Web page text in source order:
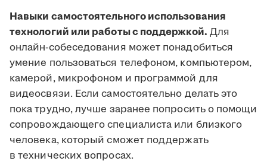
Навыки самостоятельного использования
технологий или работы с поддержкой. Для
онлайн-собеседования может понадобиться
умение пользоваться телефоном, компьютером,
камерой, микрофоном и программой для
видеосвязи. Если самостоятельно делать это
пока трудно, лучше заранее попросить о помощи
сопровождающего специалиста или близкого
человека, который сможет поддержать
в технических вопросах.